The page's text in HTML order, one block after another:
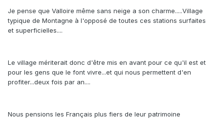
Je pense que Valloire même sans neige a son charme.....Village
typique de Montagne à l'opposé de toutes ces stations surfaites
et superficielles....
Le village mériterait donc d'être mis en avant pour ce qu'il est et
pour les gens que le font vivre...et qui nous permettent d'en
profiter...deux fois par an....
Nous pensions les Français plus fiers de leur patrimoine